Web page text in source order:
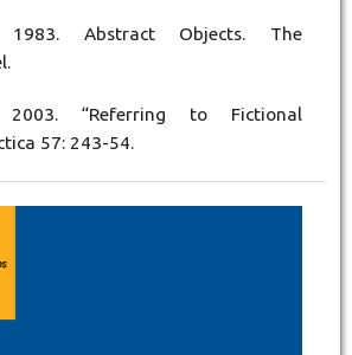
1983. Abstract Objects. The
“Referring to Fictional
57: 243-54.